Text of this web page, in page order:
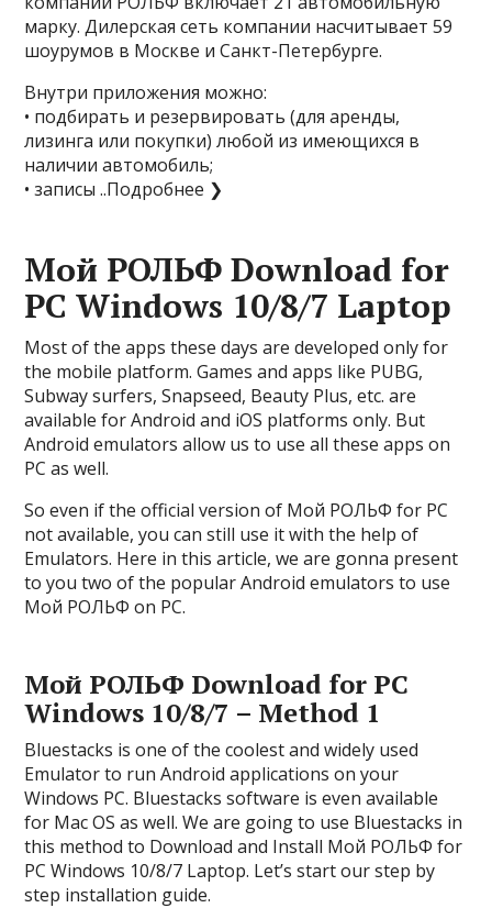
марку. Дилерская сеть компании насчитывает 59
шоурумов в Москве и Санкт-Петербурге.
Внутри приложения можно:
• подбирать и резервировать (для аренды,
лизинга или покупки) любой из имеющихся в
наличии автомобиль;
• записы ..Подробнее ❯
Мой РОЛЬФ Download for
PC Windows 10/8/7 Laptop
Most of the apps these days are developed only for
the mobile platform. Games and apps like PUBG,
Subway surfers, Snapseed, Beauty Plus, etc. are
available for Android and iOS platforms only. But
Android emulators allow us to use all these apps on
PC as well.
So even if the official version of Мой РОЛЬФ for PC
not available, you can still use it with the help of
Emulators. Here in this article, we are gonna present
to you two of the popular Android emulators to use
Мой РОЛЬФ on PC.
Мой РОЛЬФ Download for PC
Windows 10/8/7 – Method 1
Bluestacks is one of the coolest and widely used
Emulator to run Android applications on your
Windows PC. Bluestacks software is even available
for Mac OS as well. We are going to use Bluestacks in
this method to Download and Install Мой РОЛЬФ for
PC Windows 10/8/7 Laptop. Let’s start our step by
step installation guide.